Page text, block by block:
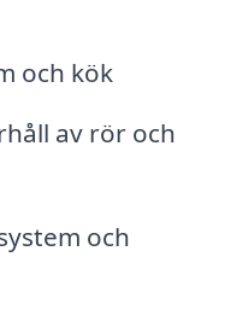
och kök
av rör och
och